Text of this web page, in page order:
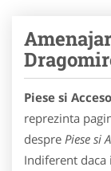
Piese si
reprezinta
despre Piese si
Indiferent